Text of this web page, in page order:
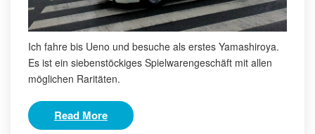
Ich fahre bis Ueno und besuche als erstes Yamashiroya.
Es ist ein siebenstöckiges Spielwarengeschäft mit allen
möglichen Raritäten.
Read More